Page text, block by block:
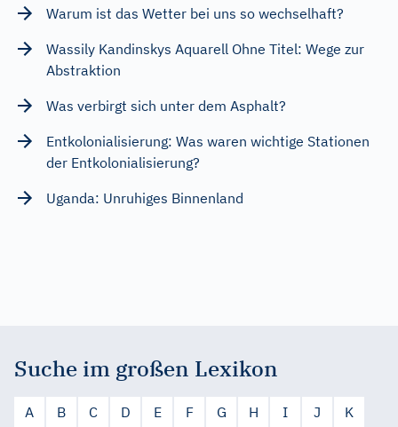
Warum ist das Wetter bei uns so wechselhaft?
Wassily Kandinskys Aquarell Ohne Titel: Wege zur
Abstraktion
Was verbirgt sich unter dem Asphalt?
Entkolonialisierung: Was waren wichtige Stationen
der Entkolonialisierung?
Uganda: Unruhiges Binnenland
Suche im großen Lexikon
A B C D E F G H I J
K